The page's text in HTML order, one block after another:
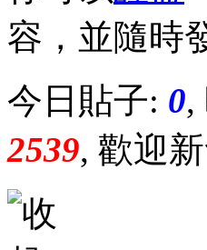
容，並隨時
今日貼子: 0,
2539, 歡迎